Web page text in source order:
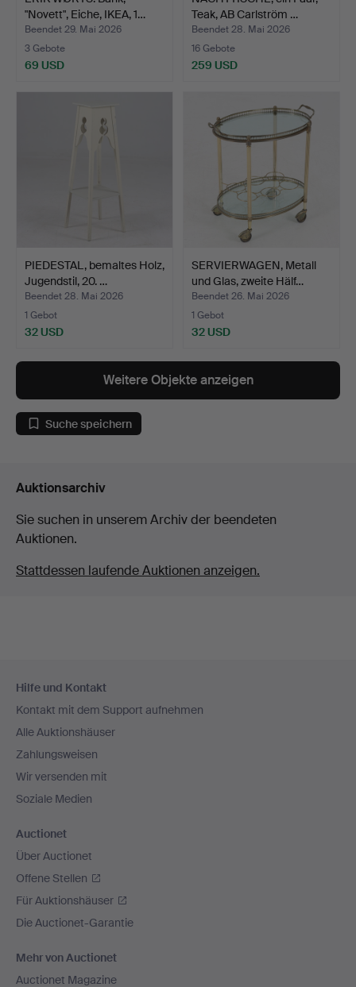
"Novett", Eiche, IKEA, 1…
Beendet 29. Mai 2026
3 Gebote
69 USD
Teak, AB Carlström …
Beendet 28. Mai 2026
16 Gebote
259 USD
PIEDESTAL, bemaltes Holz,
Jugendstil, 20. …
Beendet 28. Mai 2026
1 Gebot
32 USD
SERVIERWAGEN, Metall
und Glas, zweite Hälf…
Beendet 26. Mai 2026
1 Gebot
32 USD
Weitere Objekte anzeigen
Suche speichern
Auktionsarchiv
Sie suchen in unserem Archiv der beendeten
Auktionen.
Stattdessen laufende Auktionen anzeigen.
Navigation
Hilfe und Kontakt
Kontakt mit dem Support aufnehmen
Alle Auktionshäuser
Zahlungsweisen
Wir versenden mit
Soziale Medien
Auctionet
Über Auctionet
Offene Stellen
Für Auktionshäuser
Die Auctionet-Garantie
Mehr von Auctionet
Auctionet Magazine